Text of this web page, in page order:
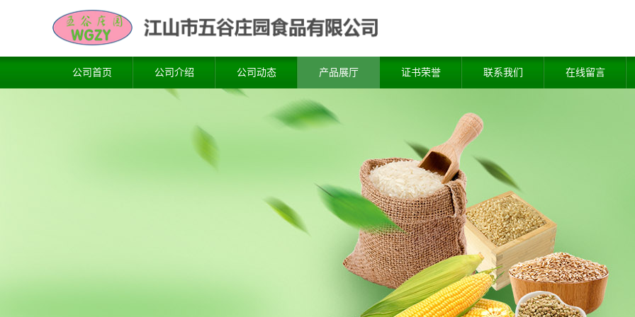
公司首页 公司介绍 公司动态 产品展厅 证书荣誉 联系我们 在线留言